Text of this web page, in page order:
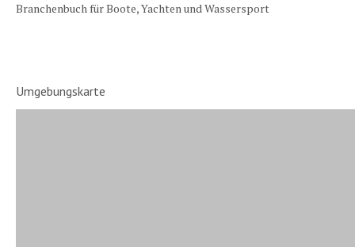
Branchenbuch für Boote, Yachten und Wassersport
Umgebungskarte